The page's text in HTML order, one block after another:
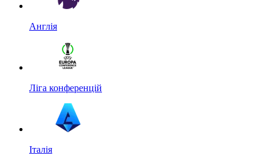
Англія
Ліга конференцій
Італія